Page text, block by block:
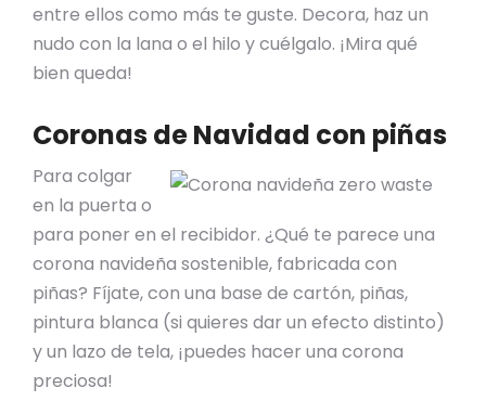
entre ellos como más te guste. Decora, haz un
nudo con la lana o el hilo y cuélgalo. ¡Mira qué
bien queda!
Coronas de Navidad con piñas
Para colgar
en la puerta o
para poner en el recibidor. ¿Qué te parece una
corona navideña sostenible, fabricada con
piñas? Fíjate, con una base de cartón, piñas,
pintura blanca (si quieres dar un efecto distinto)
y un lazo de tela, ¡puedes hacer una corona
preciosa!